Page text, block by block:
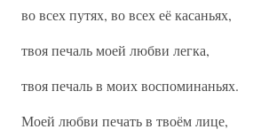
во всех путях, во всех её касаньях,
твоя печаль моей любви легка,
твоя печаль в моих воспоминаньях.
Моей любви печать в твоём лице,